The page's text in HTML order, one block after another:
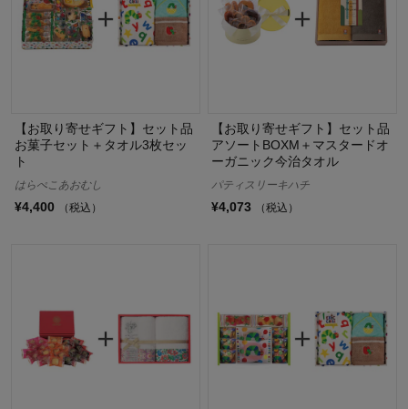
【お取り寄せギフト】セット品
お菓子セット＋タオル3枚セッ
ト
はらぺこあおむし
¥4,400 （税込）
【お取り寄せギフト】セット品
アソートBOXM＋マスタードオ
ーガニック今治タオル
パティスリーキハチ
¥4,073 （税込）